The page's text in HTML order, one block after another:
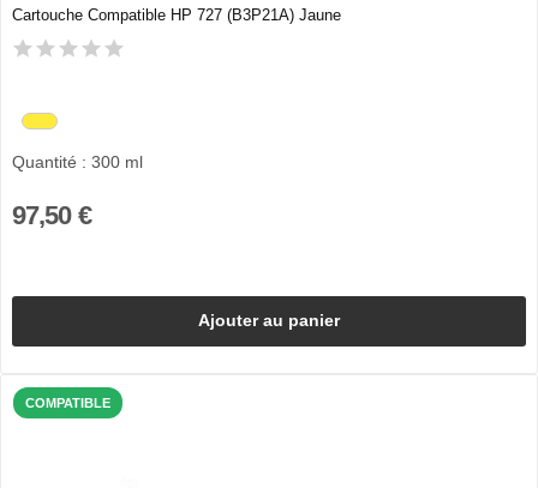
Cartouche Compatible HP 727 (B3P21A) Jaune
Quantité : 300 ml
97,50 €
Ajouter au panier
COMPATIBLE